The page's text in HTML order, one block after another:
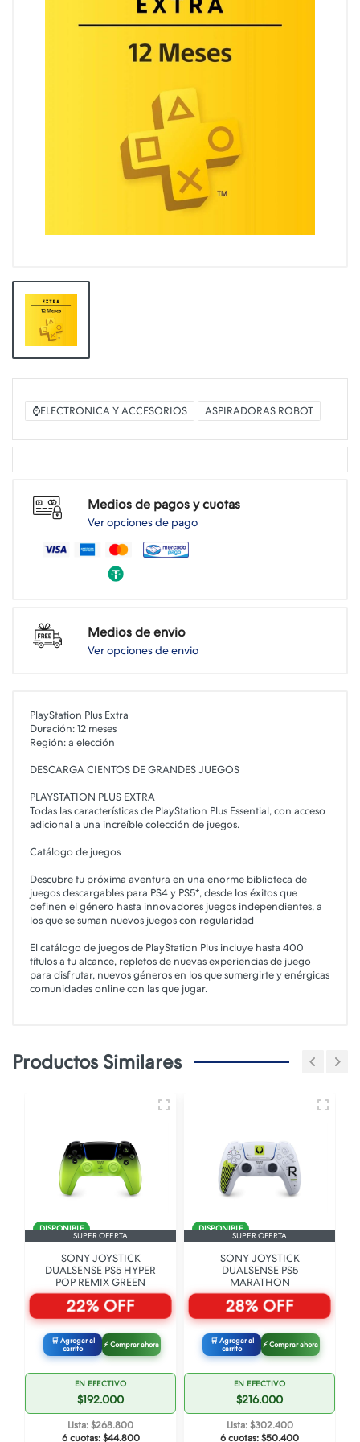
👕INDUMENTARIA🧢
👾COLECCIONABLES🧸
🔌CABLES Y ADAPTADORES🔌
🤓MUNDO PC OFICINA🤓
⌚ELECTRONICA Y ACCESORIOS ASPIRADORAS ROBOT
Medios de pagos y cuotas
Ver opciones de pago
Medios de envio
Ver opciones de envio
PlayStation Plus Extra
Duración: 12 meses
Región: a elección
DESCARGA CIENTOS DE GRANDES JUEGOS
PLAYSTATION PLUS EXTRA
Todas las características de PlayStation Plus Essential, con acceso
adicional a una increíble colección de juegos.
Catálogo de juegos
Descubre tu próxima aventura en una enorme biblioteca de
juegos descargables para PS4 y PS5*, desde los éxitos que
definen el género hasta innovadores juegos independientes, a
los que se suman nuevos juegos con regularidad
El catálogo de juegos de PlayStation Plus incluye hasta 400
títulos a tu alcance, repletos de nuevas experiencias de juego
para disfrutar, nuevos géneros en los que sumergirte y enérgicas
comunidades online con las que jugar.
Productos Similares
DISPONIBLE
SUPER OFERTA
SONY JOYSTICK
DUALSENSE PS5 HYPER
POP REMIX GREEN
22% OFF
🛒 Agregar al
carrito
⚡ Comprar ahora
EN EFECTIVO
$192.000
Lista: $268.800
6 cuotas: $44.800
DISPONIBLE
SUPER OFERTA
SONY JOYSTICK
DUALSENSE PS5
MARATHON
28% OFF
🛒 Agregar al
carrito
⚡ Comprar ahora
EN EFECTIVO
$216.000
Lista: $302.400
6 cuotas: $50.400